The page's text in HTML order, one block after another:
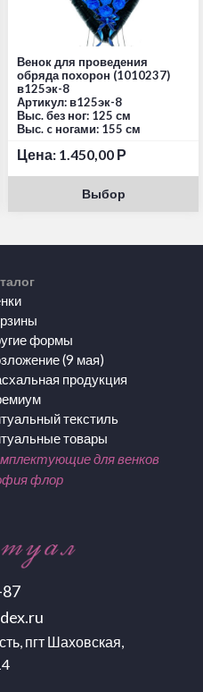
Венок для проведения
обряда похорон (1010237)
в125эк-8
Артикул: в125эк-8
Выс. без ног: 125 см
Выс. c ногами: 155 см
Цена: 1.450,00 Р
Выбор
пгт Шаховская,
формы
(9 мая)
продукция
текстиль
товары
для венков
флор